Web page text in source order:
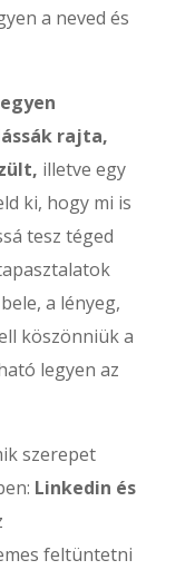
a neved és
rajta,
illetve egy
ki, hogy mi is
tesz téged
a lényeg,
köszönniük a
legyen az
szerepet
Linkedin és
feltüntetni